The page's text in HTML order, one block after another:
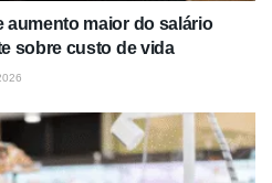
aumento maior do salário
sobre custo de vida